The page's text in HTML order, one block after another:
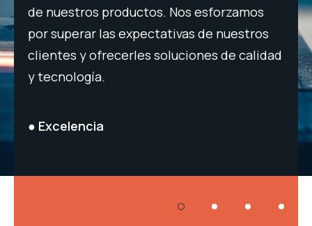
de nuestros productos. Nos esforzamos
por superar las expectativas de nuestros
clientes y ofrecerles soluciones de calidad
y tecnología.
● Excelencia ●